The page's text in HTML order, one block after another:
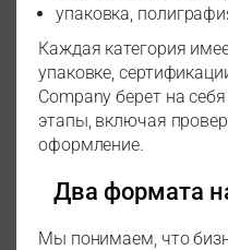
упаковка,
Каждая категория
упаковке,
Company берет на
этапы, включая
оформление.
Два формата
Мы понимаем, что